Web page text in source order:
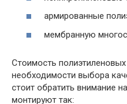
армированные
мембранную
Стоимость
необходимости выбора
стоит обратить внимание
монтируют так: